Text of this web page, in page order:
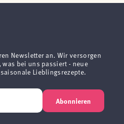
Newsletter an. Wir versorgen
bei uns passiert - neue
Lieblingsrezepte.
Abonnieren